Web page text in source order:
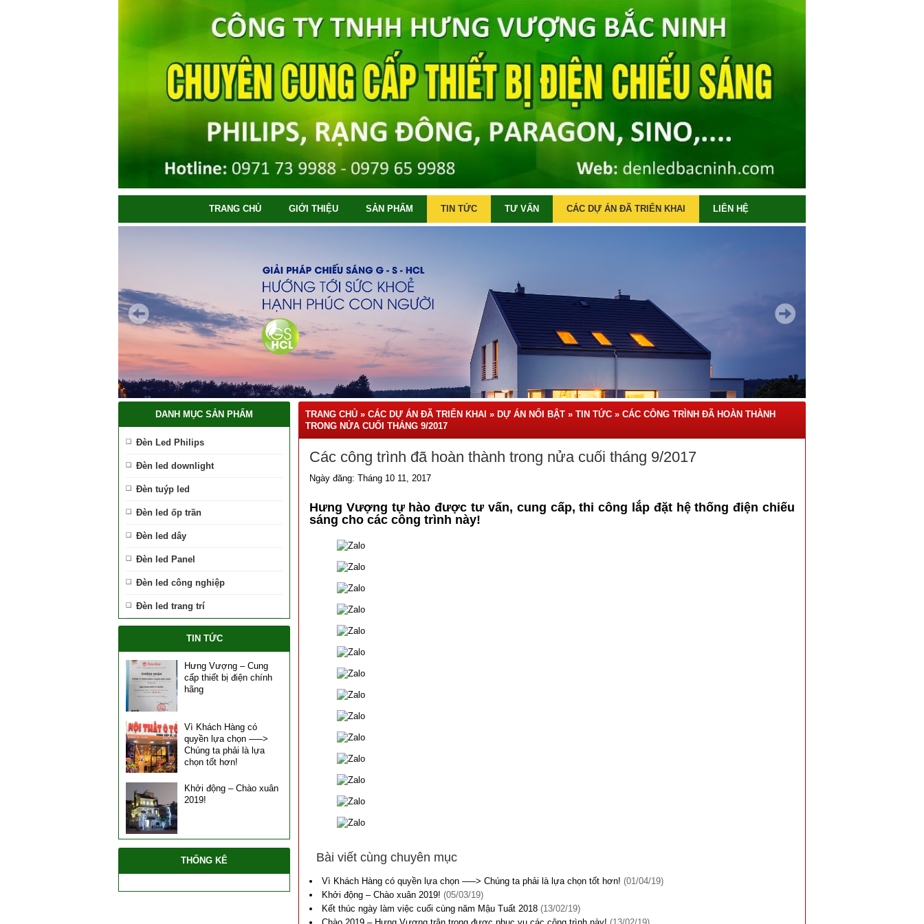
TRANG CHỦ GIỚI THIỆU SẢN PHẨM TIN TỨC TƯ VẤN CÁC DỰ ÁN ĐÃ TRIỂN KHAI LIÊN HỆ
DANH MỤC SẢN PHẨM
Đèn Led Philips
Đèn led downlight
Đèn tuýp led
Đèn led ốp trần
Đèn led dây
Đèn led Panel
Đèn led công nghiệp
Đèn led trang trí
TIN TỨC
Hưng Vượng – Cung
cấp thiết bị điện chính
hãng
Vì Khách Hàng có
quyền lựa chọn —–>
Chúng ta phải là lựa
chọn tốt hơn!
Khởi động – Chào xuân
2019!
THỐNG KÊ
TRANG CHỦ » CÁC DỰ ÁN ĐÃ TRIỂN KHAI » DỰ ÁN NỔI BẬT » TIN TỨC » CÁC CÔNG TRÌNH ĐÃ HOÀN THÀNH
TRONG NỬA CUỐI THÁNG 9/2017
Các công trình đã hoàn thành trong nửa cuối tháng 9/2017
Ngày đăng: Tháng 10 11, 2017
Hưng Vượng tự hào được tư vấn, cung cấp, thi công lắp đặt hệ thống điện chiếu
sáng cho các công trình này!
Bài viết cùng chuyên mục
Vì Khách Hàng có quyền lựa chọn —–> Chúng ta phải là lựa chọn tốt hơn! (01/04/19)
Khởi động – Chào xuân 2019! (05/03/19)
Kết thúc ngày làm việc cuối cùng năm Mậu Tuất 2018 (13/02/19)